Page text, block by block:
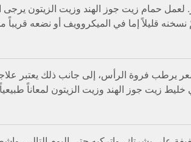
يرطب فروة الرأس، إلى جانب ذلك يعتبر
زيت جوز الهند وزيت الزيتون لمعاناً